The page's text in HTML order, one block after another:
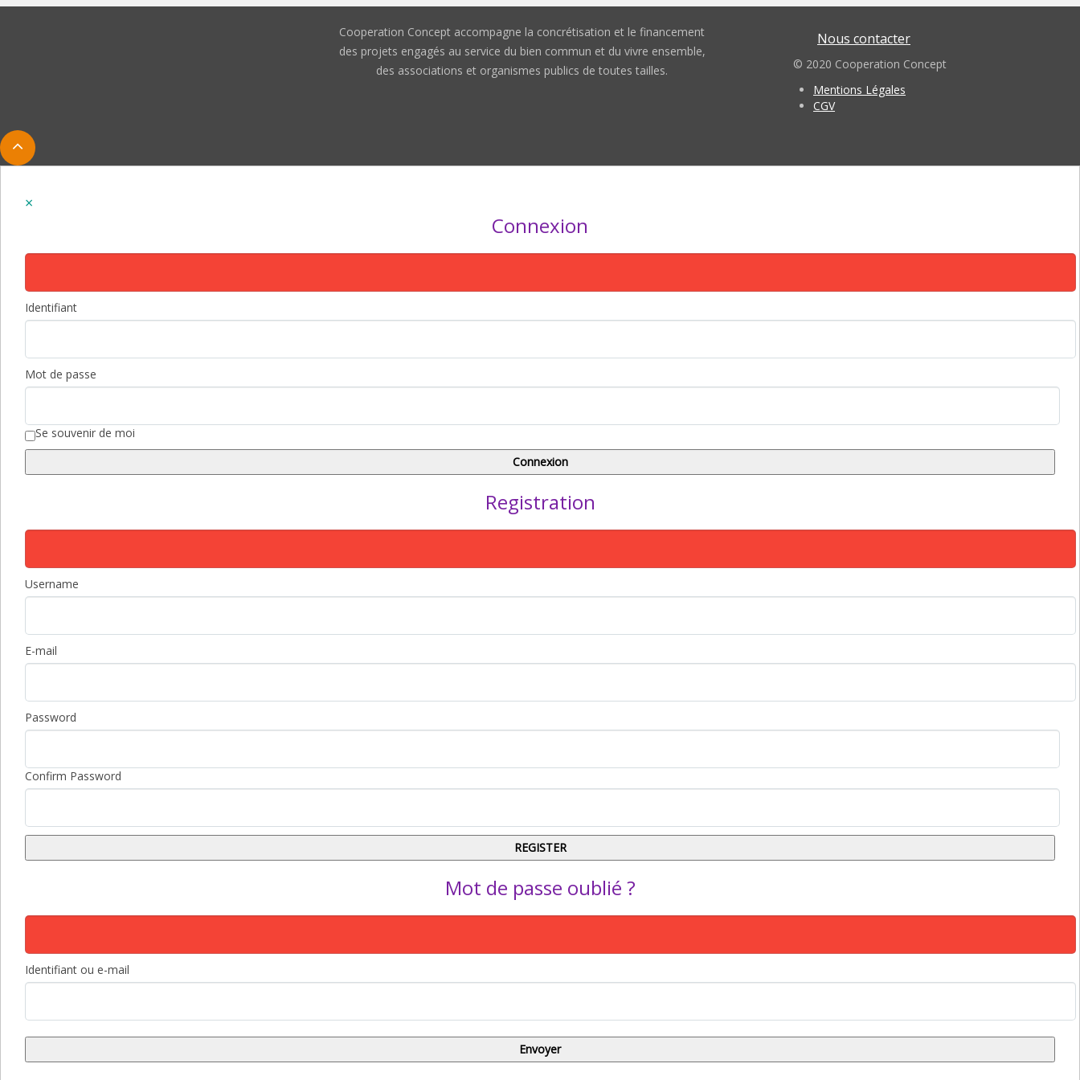
Cooperation Concept accompagne la concrétisation et le financement
des projets engagés au service du bien commun et du vivre ensemble,
des associations et organismes publics de toutes tailles.
Nous contacter
© 2020 Cooperation Concept
Mentions Légales
CGV
Connexion
Identifiant
Mot de passe
Se souvenir de moi
Registration
Username
E-mail
Password
Confirm Password
Mot de passe oublié ?
Identifiant ou e-mail